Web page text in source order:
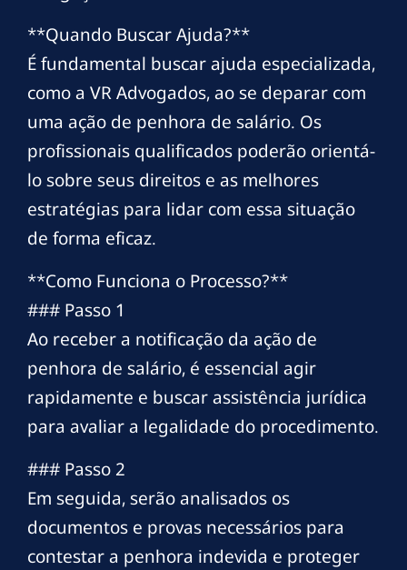
**Quando Buscar Ajuda?**
É fundamental buscar ajuda especializada,
como a VR Advogados, ao se deparar com
uma ação de penhora de salário. Os
profissionais qualificados poderão orientá-
lo sobre seus direitos e as melhores
estratégias para lidar com essa situação
de forma eficaz.
**Como Funciona o Processo?**
### Passo 1
Ao receber a notificação da ação de
penhora de salário, é essencial agir
rapidamente e buscar assistência jurídica
para avaliar a legalidade do procedimento.
### Passo 2
Em seguida, serão analisados os
documentos e provas necessários para
contestar a penhora indevida e proteger